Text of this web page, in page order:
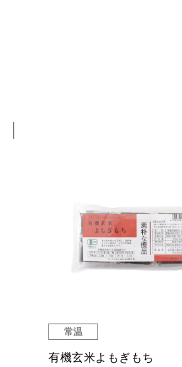
常温
有機玄米よもぎもち